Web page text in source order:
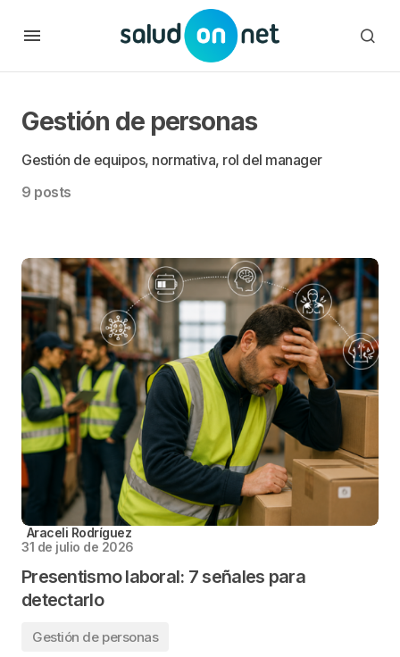
Gestión de personas
Gestión de equipos, normativa, rol del manager
9 posts
Araceli Rodríguez
31 de julio de 2026
Presentismo laboral: 7 señales para
detectarlo
Gestión de personas